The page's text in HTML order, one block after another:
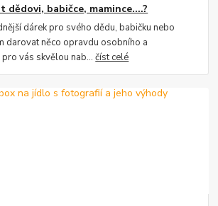
dědovi, babičce, mamince....?
dárek pro svého dědu, babičku nebo
darovat něco opravdu osobního a
pro vás skvělou nab...číst celé